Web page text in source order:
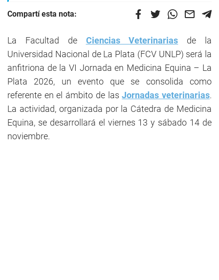
Compartí esta nota:
La Facultad de Ciencias Veterinarias de la
Universidad Nacional de La Plata (FCV UNLP) será la
anfitriona de la VI Jornada en Medicina Equina – La
Plata 2026, un evento que se consolida como
referente en el ámbito de lasJornadas veterinarias.
La actividad, organizada por la Cátedra de Medicina
Equina, se desarrollará el viernes 13 y sábado 14 de
noviembre.